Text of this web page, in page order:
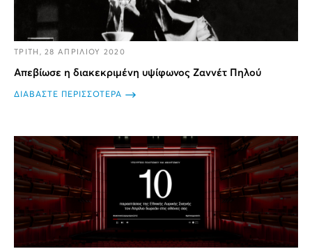
ΤΡΙΤΗ, 28 ΑΠΡΙΛΙΟΥ 2020
Απεβίωσε η διακεκριμένη υψίφωνος Ζαννέτ Πηλού
ΔΙΑΒΑΣΤΕ ΠΕΡΙΣΣΟΤΕΡΑ